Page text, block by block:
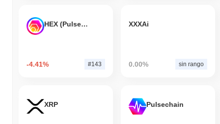
HEX (Pulsechain)
-4.41% #143
XXXAi
0.00% sin rango
XRP Pulsechain